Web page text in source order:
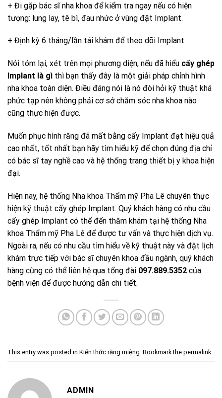
+ Đi gặp bác sĩ nha khoa để kiểm tra ngay nếu có hiện
tượng: lung lay, tê bì, đau nhức ở vùng đặt Implant.
+ Định kỳ 6 tháng/lần tái khám để theo dõi Implant.
Nói tóm lại, xét trên mọi phương diện, nếu đã hiểu cấy ghép
Implant là gì thì bạn thấy đây là một giải pháp chỉnh hình
nha khoa toàn diện. Điều đáng nói là nó đòi hỏi kỹ thuật khá
phức tạp nên không phải cơ sở chăm sóc nha khoa nào
cũng thực hiện được.
Muốn phục hình răng đã mất bằng cấy Implant đạt hiệu quả
cao nhất, tốt nhất bạn hãy tìm hiểu kỹ để chọn đúng địa chỉ
có bác sĩ tay nghề cao và hệ thống trang thiết bị y khoa hiện
đại.
Hiện nay, hệ thống Nha khoa Thẩm mỹ Pha Lê chuyên thực
hiện kỹ thuật cấy ghép Implant. Quý khách hàng có nhu cầu
cấy ghép Implant có thể đến thăm khám tại hệ thống Nha
khoa Thẩm mỹ Pha Lê để được tư vấn và thực hiện dịch vụ.
Ngoài ra, nếu có nhu cầu tìm hiểu về kỹ thuật này và đặt lịch
khám trực tiếp với bác sĩ chuyên khoa đầu ngành, quý khách
hàng cũng có thể liên hệ qua tổng đài 097.889.5352 của
bệnh viện để được hướng dẫn chi tiết.
This entry was posted in Kiến thức răng miệng. Bookmark the permalink.
ADMIN